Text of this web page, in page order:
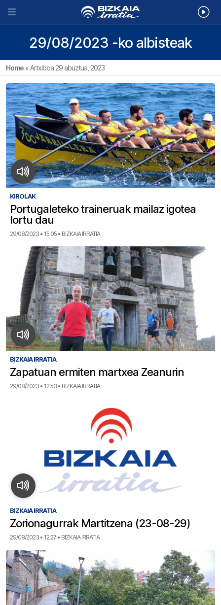
29/08/2023 -ko albisteak
Home »Artxiboa 29 abuztua, 2023
KIROLAK
Portugaleteko traineruak mailaz igotea
lortu dau
29/08/2023 • 15:05 • BIZKAIA IRRATIA
BIZKAIA IRRATIA
Zapatuan ermiten martxea Zeanurin
29/08/2023 • 12:53 • BIZKAIA IRRATIA
BIZKAIA IRRATIA
Zorionagurrak Martitzena (23-08-29)
29/08/2023 • 12:27 • BIZKAIA IRRATIA